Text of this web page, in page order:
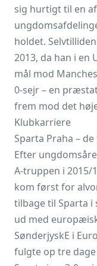
sig hurtigt til en
holdet.
2013, da han i en
mål mod
0-sejr – en
frem mod det
Klubkarriere
Sparta Praha –
Efter
A-truppen i
kom først for
tilbage til Sparta i
ud med
SønderjyskE i
fulgte op tre